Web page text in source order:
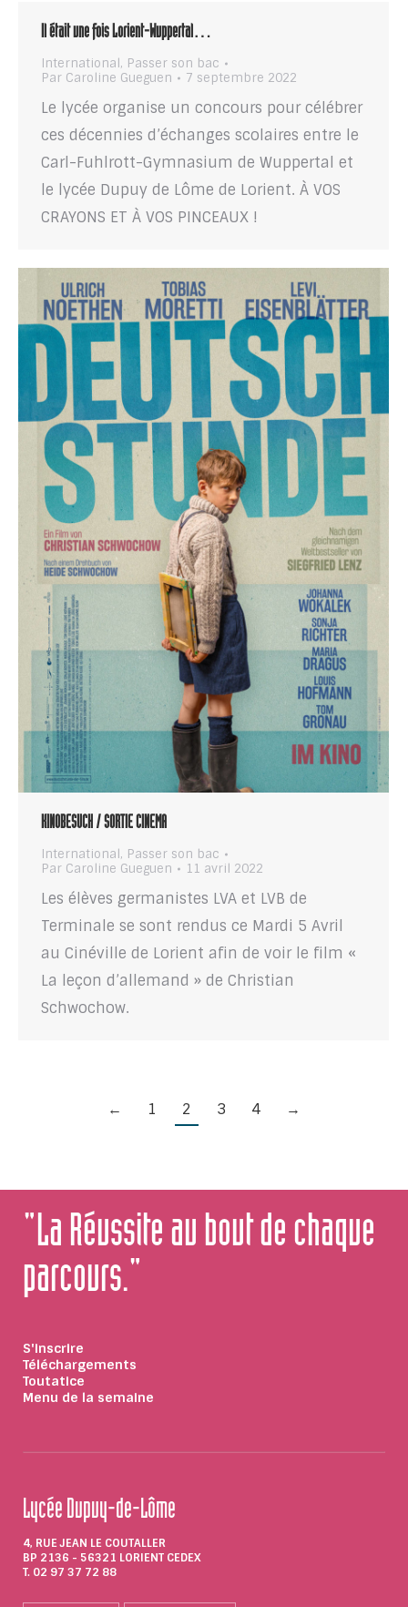
Il était une fois Lorient-Wuppertal…
International, Passer son bac
Par Caroline Gueguen 7 septembre 2022
Le lycée organise un concours pour célébrer
ces décennies d’échanges scolaires entre le
Carl-Fuhlrott-Gymnasium de Wuppertal et
le lycée Dupuy de Lôme de Lorient. À VOS
CRAYONS ET À VOS PINCEAUX !
KINOBESUCH / SORTIE CINEMA
International, Passer son bac
Par Caroline Gueguen 11 avril 2022
Les élèves germanistes LVA et LVB de
Terminale se sont rendus ce Mardi 5 Avril
au Cinéville de Lorient afin de voir le film «
La leçon d’allemand » de Christian
Schwochow.
← 1 2 3 4 →
"La Réussite au bout de chaque
parcours."
S'inscrire
Téléchargements
Toutatice
Menu de la semaine
Lycée Dupuy-de-Lôme
4, RUE JEAN LE COUTALLER
BP 2136 - 56321 LORIENT CEDEX
T. 02 97 37 72 88